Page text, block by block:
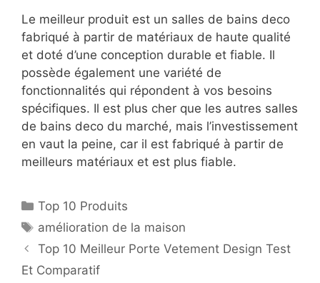
Le meilleur produit est un salles de bains deco
fabriqué à partir de matériaux de haute qualité
et doté d’une conception durable et fiable. Il
possède également une variété de
fonctionnalités qui répondent à vos besoins
spécifiques. Il est plus cher que les autres salles
de bains deco du marché, mais l’investissement
en vaut la peine, car il est fabriqué à partir de
meilleurs matériaux et est plus fiable.
Top 10 Produits
amélioration de la maison
Top 10 Meilleur Porte Vetement Design Test
Et Comparatif